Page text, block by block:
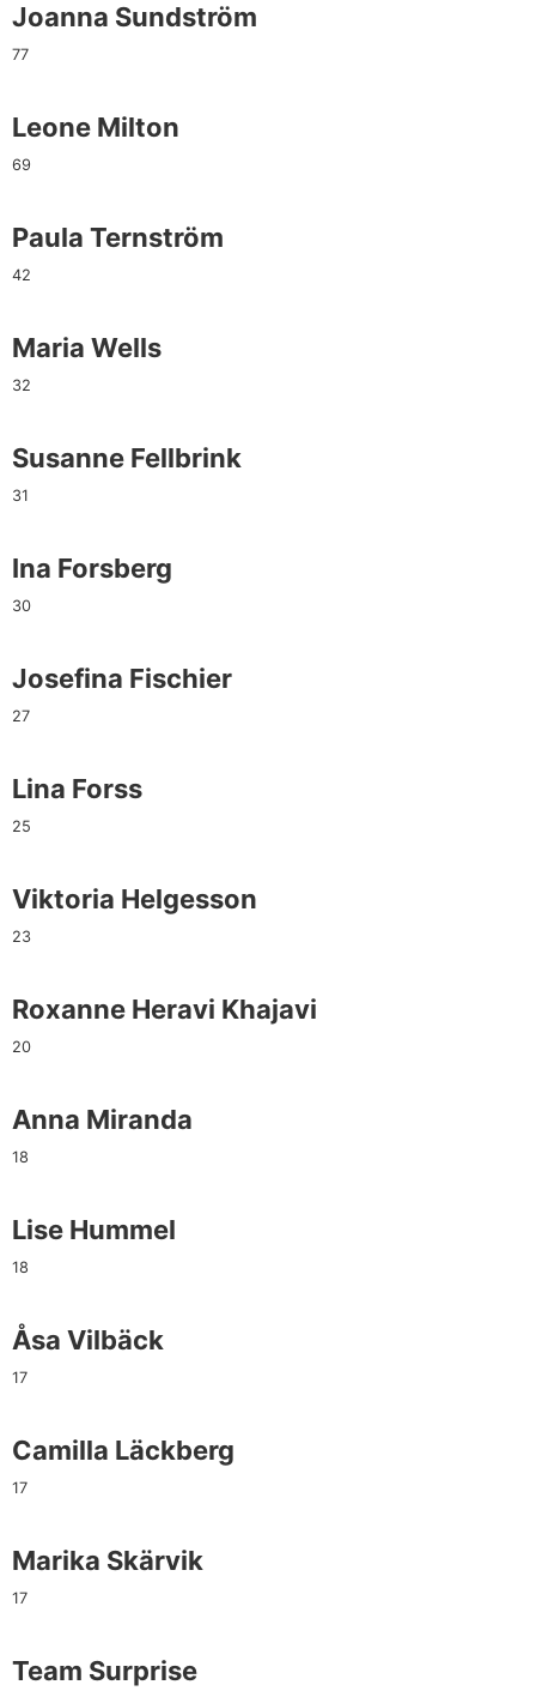
Joanna Sundström
77
Leone Milton
69
Paula Ternström
42
Maria Wells
32
Susanne Fellbrink
31
Ina Forsberg
30
Josefina Fischier
27
Lina Forss
25
Viktoria Helgesson
23
Roxanne Heravi Khajavi
20
Anna Miranda
18
Lise Hummel
18
Åsa Vilbäck
17
Camilla Läckberg
17
Marika Skärvik
17
Team Surprise